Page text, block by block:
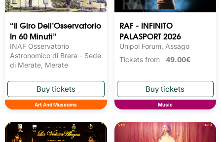
“Il Giro Dell’Osservatorio
In 60 Minuti”
INAF Osservatorio
Astronomico di Brera - Sede
di Merate, Merate
Art And Museums
RAF - INFINITO
PALASPORT 2026
Unipol Forum, Assago
Tickets from 49.00€
Music